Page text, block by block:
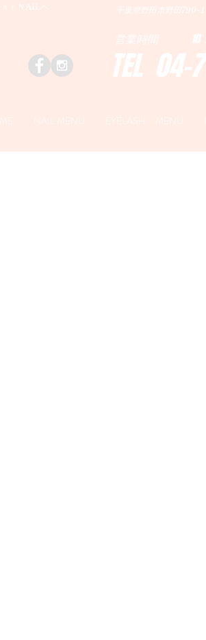
ａｒＮAILへ 千葉県野田市野田790-1
TEL 04-
営業時間 10：